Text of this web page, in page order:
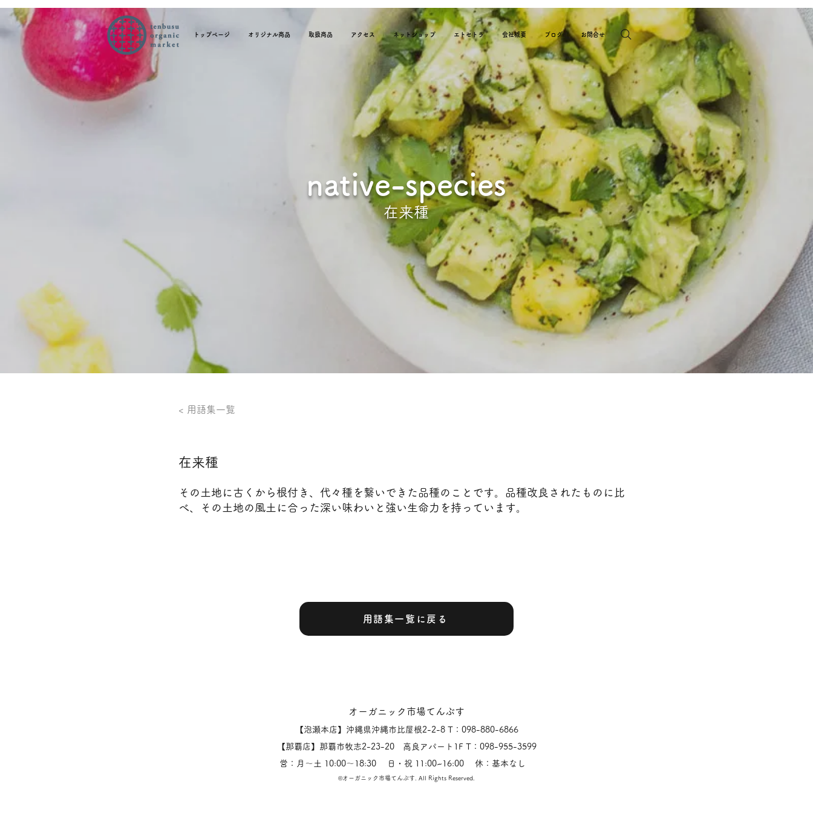
トップページ オリジナル商品 取扱商品 アクセス ネットショップ エトセトラ 会社概要 ブログ お問合せ
native-species
在来種
< 用語集一覧
在来種
その土地に古くから根付き、代々種を繋いできた品種のことです。品種改良されたものに比
べ、その土地の風土に合った深い味わいと強い生命力を持っています。
用語集一覧に戻る
オーガニック市場てんぶす
【泡瀬本店】沖縄県沖縄市比屋根2-2-8 T：098-880-6866
【那覇店】那覇市牧志2-23-20 高良アパート1F T：098-955-3599
営：月〜土 10:00〜18:30 日・祝 11:00~16:00 休：基本なし
​©オーガニック市場てんぶす. All Rights Reserved.